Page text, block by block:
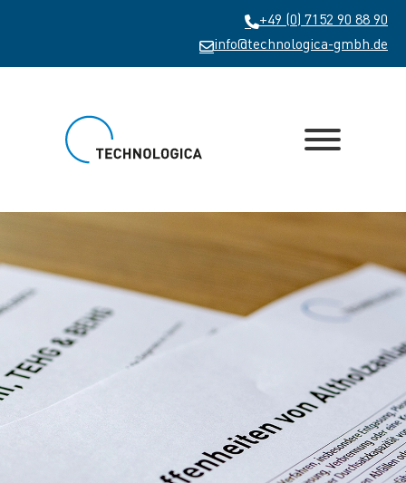
+49 (0) 7152 90 88 90
info@technologica-gmbh.de